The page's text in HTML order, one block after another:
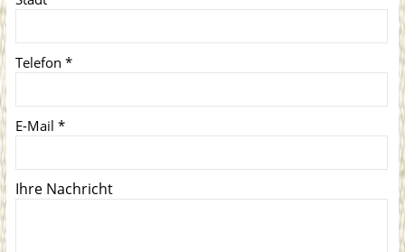
Telefon *
E-Mail *
Ihre Nachricht